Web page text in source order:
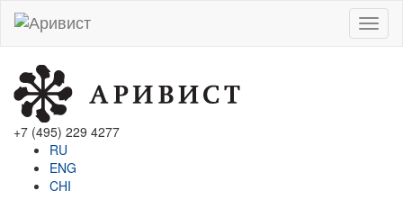
Menu
+7 (495) 229 4277
RU
ENG
CHI